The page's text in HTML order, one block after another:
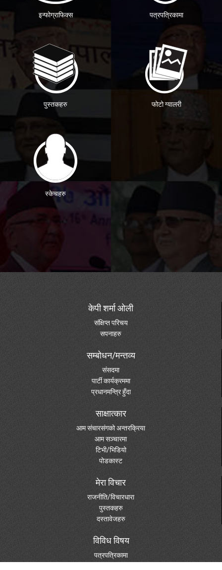
इन्फोग्राफिक्स पत्रपत्रिकामा
पुस्तकहरु फोटो ग्यालरी
स्केचहरु
केपी शर्मा ओली
संक्षिप्त परिचय
सपनाहरु
सम्बोधन/मन्तव्य
संसदमा
पार्टी कार्यक्रममा
प्रधानमन्त्रि हुँदा
साक्षात्कार
आम संचारसंगको अन्तरक्रिया
आम सञ्चारमा
टिभी/भिडियो
पोडकास्ट
मेरा विचार
राजनीति/विचारधारा
पुस्तकहरु
दस्तावेजहरु
विविध विषय
पत्रपत्रिकामा